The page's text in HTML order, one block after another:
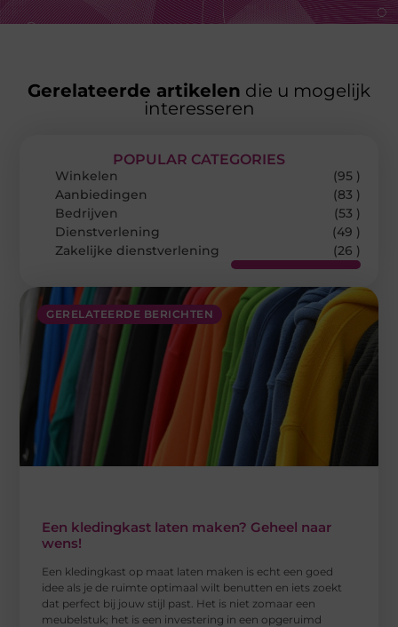
Gerelateerde artikelen die u mogelijk
interesseren
GERELATEERDE BERICHTEN
Een kledingkast laten maken? Geheel naar
wens!
Een kledingkast op maat laten maken is echt een goed
idee als je de ruimte optimaal wilt benutten en iets zoekt
dat perfect bij jouw stijl past. Het is niet zomaar een
meubelstuk; het is een investering in een opgeruimd
POPULAR CATEGORIES
Winkelen
(95 )
Aanbiedingen
(83 )
Bedrijven
(53 )
Dienstverlening
(49 )
Zakelijke dienstverlening
(26 )